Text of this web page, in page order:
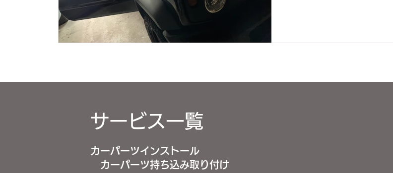
サービス一覧
カーパーツインストール
カーパーツ持ち込み取り付け